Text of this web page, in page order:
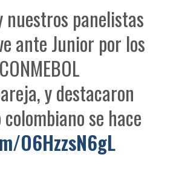
panelistas
ante Junior por los
y destacaron
se hace
O6HzzsN6gL